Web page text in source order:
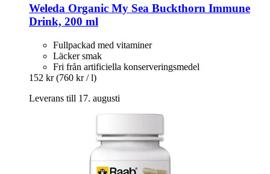
Weleda Organic My Sea Buckthorn Immune
Drink, 200 ml
Fullpackad med vitaminer
Läcker smak
Fri från artificiella konserveringsmedel
152 kr (760 kr / l)
Leverans till 17. augusti